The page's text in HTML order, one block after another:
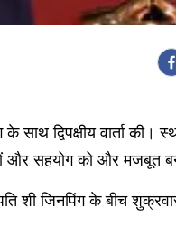
द्विपक्षीय वार्ता की।
और सहयोग को और मजबूत
जिनपिंग के बीच शुक्रवार